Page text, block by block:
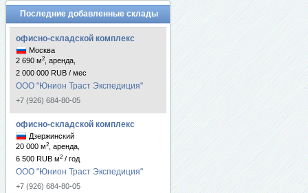
Последние добавленные склады
офисно-складской комплекс
Москва
2 690 м2
, аренда,
2 000 000 RUB / мес
ООО "Юнион Траст Экспедиция"
+7 (926) 684-80-05
офисно-складской комплекс
Дзержинский
20 000 м2
, аренда,
6 500 RUB м2 / год
ООО "Юнион Траст Экспедиция"
+7 (926) 684-80-05